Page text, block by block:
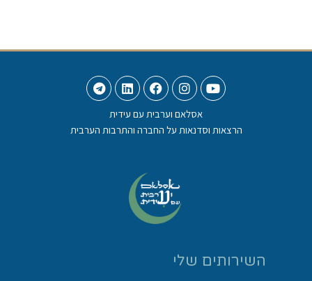
אסלאם וערבית עם עידית
הרצאות וסדנאות על החברה והתרבות הערבית
השירותים שלי